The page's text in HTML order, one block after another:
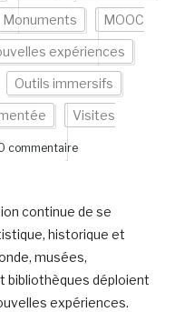
Monuments MOOC
expériences
Outils immersifs
Visites
commentaire
continue de se
historique et
musées,
bibliothèques déploient
expériences.